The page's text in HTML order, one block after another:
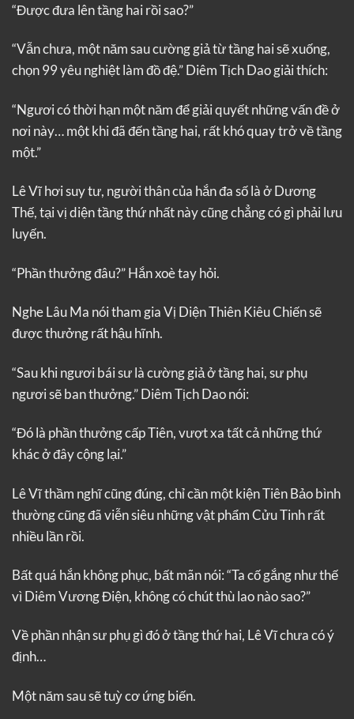
“Được đưa lên tầng hai rồi sao?”
“Vẫn chưa, một năm sau cường giả từ tầng hai sẽ xuống,
chọn 99 yêu nghiệt làm đồ đệ.” Diêm Tịch Dao giải thích:
“Ngươi có thời hạn một năm để giải quyết những vấn đề ở
nơi này… một khi đã đến tầng hai, rất khó quay trở về tầng
một.”
Lê Vĩ hơi suy tư, người thân của hắn đa số là ở Dương
Thế, tại vị diện tầng thứ nhất này cũng chẳng có gì phải lưu
luyến.
“Phần thưởng đâu?” Hắn xoè tay hỏi.
Nghe Lâu Ma nói tham gia Vị Diện Thiên Kiêu Chiến sẽ
được thưởng rất hậu hĩnh.
“Sau khi ngươi bái sư là cường giả ở tầng hai, sư phụ
ngươi sẽ ban thưởng.” Diêm Tịch Dao nói:
“Đó là phần thưởng cấp Tiên, vượt xa tất cả những thứ
khác ở đây cộng lại.”
Lê Vĩ thầm nghĩ cũng đúng, chỉ cần một kiện Tiên Bảo bình
thường cũng đã viễn siêu những vật phẩm Cửu Tinh rất
nhiều lần rồi.
Bất quá hắn không phục, bất mãn nói: “Ta cố gắng như thế
vì Diêm Vương Điện, không có chút thù lao nào sao?”
Về phần nhận sư phụ gì đó ở tầng thứ hai, Lê Vĩ chưa có ý
định…
Một năm sau sẽ tuỳ cơ ứng biến.